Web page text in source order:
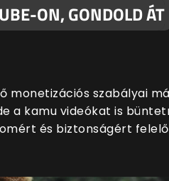
ON, GONDOLD ÁT
monetizációs szabályai
a kamu videókat is
és biztonságért